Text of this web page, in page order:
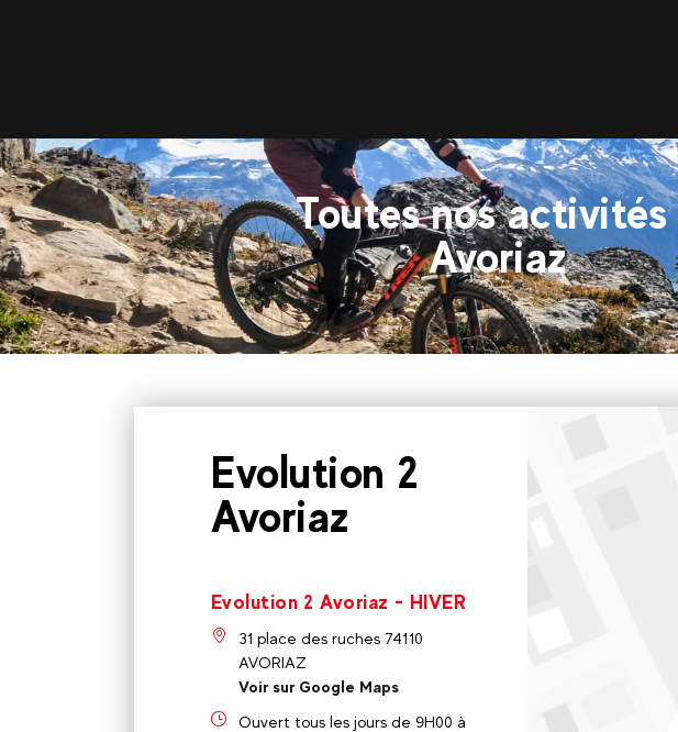
Toutes nos activités
Avoriaz
Evolution 2
Avoriaz
Evolution 2 Avoriaz - HIVER
31 place des ruches 74110
AVORIAZ
Voir sur Google Maps
Ouvert tous les jours de 9H00 à
Ouvert tous les
Magasin CMP -
Voir sur